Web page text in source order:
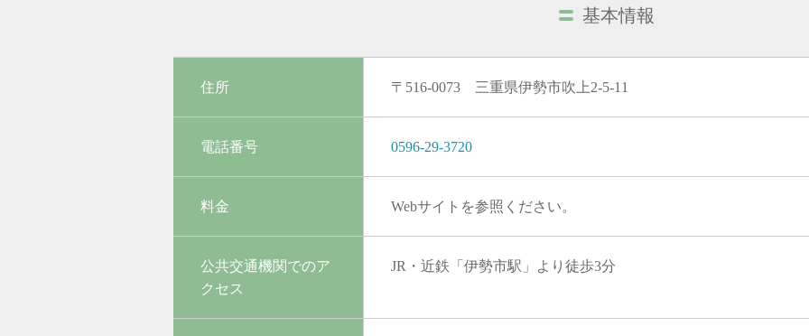
基本情報
住所 〒516-0073 三重県伊勢市吹上2-5-11
電話番号 0596-29-3720
料金 Webサイトを参照ください。
公共交通機関でのア
クセス
JR・近鉄「伊勢市駅」より徒歩3分